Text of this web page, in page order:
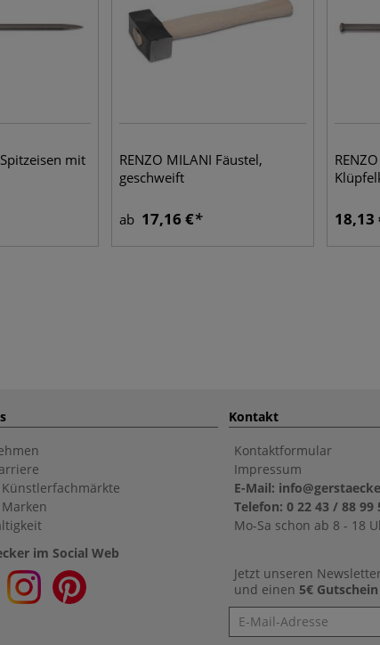
mit
RENZO MILANI Fäustel,
geschweift
ab 17,16 € 18,13
im Social Web
Kontakt
Kontaktformular
Impressum
E-Mail:
Telefon: 0 22 43 / 88 99
Mo-Sa schon ab 8 - 18
Jetzt unseren
und einen 5€ Gutschein
Newsletter